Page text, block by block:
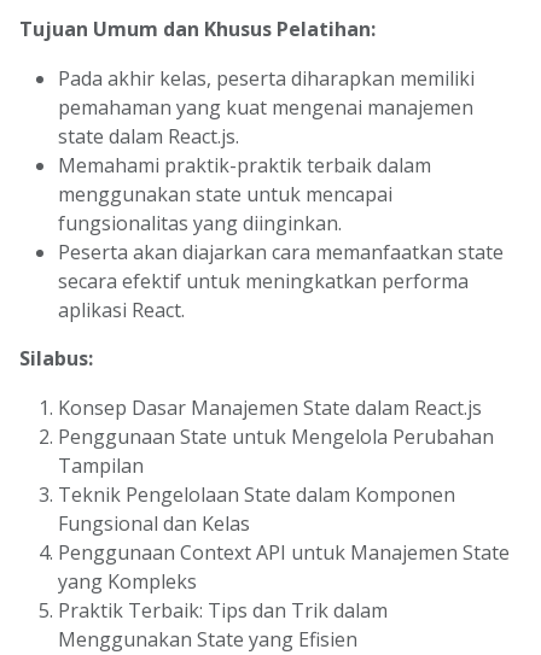
Tujuan Umum dan Khusus Pelatihan:
Pada akhir kelas, peserta diharapkan memiliki
pemahaman yang kuat mengenai manajemen
state dalam React.js.
Memahami praktik-praktik terbaik dalam
menggunakan state untuk mencapai
fungsionalitas yang diinginkan.
Peserta akan diajarkan cara memanfaatkan state
secara efektif untuk meningkatkan performa
aplikasi React.
Silabus:
Konsep Dasar Manajemen State dalam React.js
Penggunaan State untuk Mengelola Perubahan
Tampilan
Teknik Pengelolaan State dalam Komponen
Fungsional dan Kelas
Penggunaan Context API untuk Manajemen State
yang Kompleks
Praktik Terbaik: Tips dan Trik dalam
Menggunakan State yang Efisien